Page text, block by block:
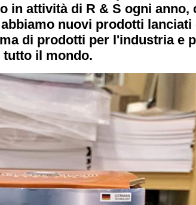
in attività di R & S ogni
nuovi prodotti lanciati
di prodotti per l'industria e
tutto il mondo.